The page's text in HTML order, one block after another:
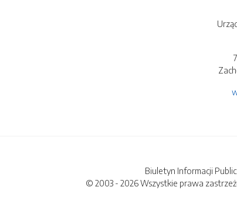
Biuletyn Informacji
© 2003 - 2026 Wszystkie prawa